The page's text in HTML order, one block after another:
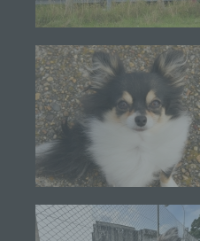
Einschränkung der
gespeicherter
Ziel, ihre künftige
e) Profiling
Profiling ist jede Art der
Verarbeitung
verwendet werden, um
Aspekte, die sich auf